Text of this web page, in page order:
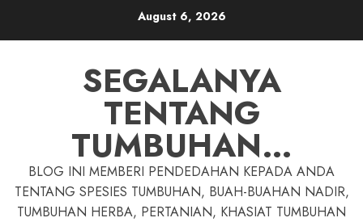
August 6, 2026
SEGALANYA
TENTANG
TUMBUHAN…
BLOG INI MEMBERI PENDEDAHAN KEPADA ANDA
TENTANG SPESIES TUMBUHAN, BUAH-BUAHAN NADIR,
TUMBUHAN HERBA, PERTANIAN, KHASIAT TUMBUHAN